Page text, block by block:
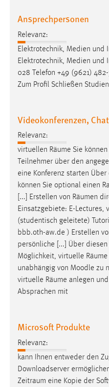
Ansprechpersonen
Relevanz:
Elektrotechnik, Medien und
Elektrotechnik, Medien und
028 Telefon +49 (9621)
Zum Profil Schließen
Videokonferenzen, Chat
Relevanz:
virtuellen Räume Sie
Teilnehmer über den
eine Konferenz starten Über
können Sie optional einen
[...] Erstellen von Räumen
Einsatzgebiete: E-Lectures,
(studentisch geleitete)
bbb.oth-aw.de ) Erstellen
persönliche [...] Über
Möglichkeit, virtuelle Räume
unabhängig von Moodle zu
virtuelle Räume anlegen
Absprachen mit
Microsoft Produkte
Relevanz:
kann Ihnen entweder den
Downloadserver
Zeitraum eine Kopie der